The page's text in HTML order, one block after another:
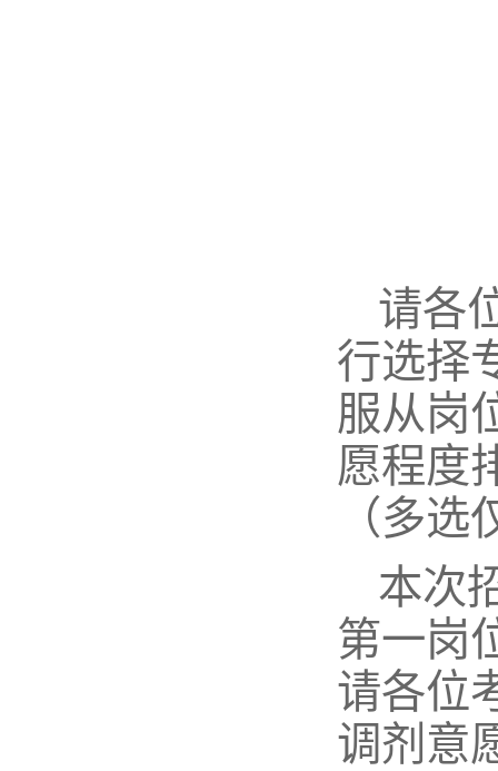
请各
行选择
服从岗
愿程度
（多
本次
第一岗
请各位
调剂意